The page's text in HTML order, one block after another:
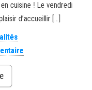
cuisine ! Le vendredi
d’accueillir […]